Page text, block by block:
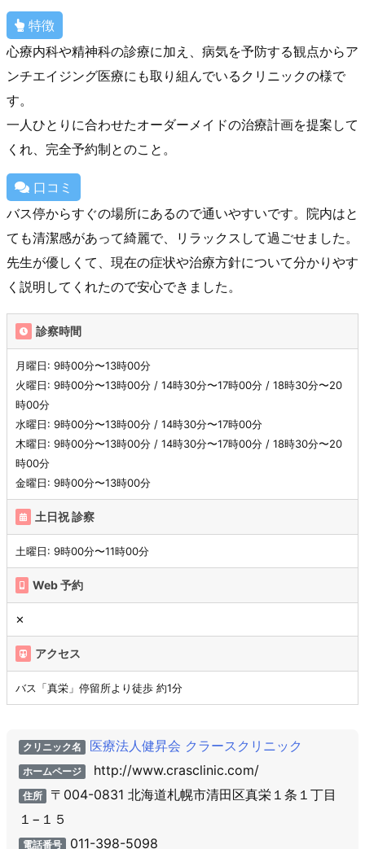
特徴
心療内科や精神科の診療に加え、病気を予防する観点からア
ンチエイジング医療にも取り組んでいるクリニックの様で
す。
一人ひとりに合わせたオーダーメイドの治療計画を提案して
くれ、完全予約制とのこと。
口コミ
バス停からすぐの場所にあるので通いやすいです。院内はと
ても清潔感があって綺麗で、リラックスして過ごせました。
先生が優しくて、現在の症状や治療方針について分かりやす
く説明してくれたので安心できました。
診察時間
月曜日: 9時00分〜13時00分
火曜日: 9時00分〜13時00分 / 14時30分〜17時00分 / 18時30分〜20
時00分
水曜日: 9時00分〜13時00分 / 14時30分〜17時00分
木曜日: 9時00分〜13時00分 / 14時30分〜17時00分 / 18時30分〜20
時00分
金曜日: 9時00分〜13時00分
土日祝 診察
土曜日: 9時00分〜11時00分
Web 予約
✕
アクセス
バス「真栄」停留所より徒歩 約1分
クリニック名 医療法人健昇会 クラースクリニック
ホームページ http://www.crasclinic.com/
住所 〒004-0831 北海道札幌市清田区真栄１条１丁目
１−１５
電話番号 011-398-5098